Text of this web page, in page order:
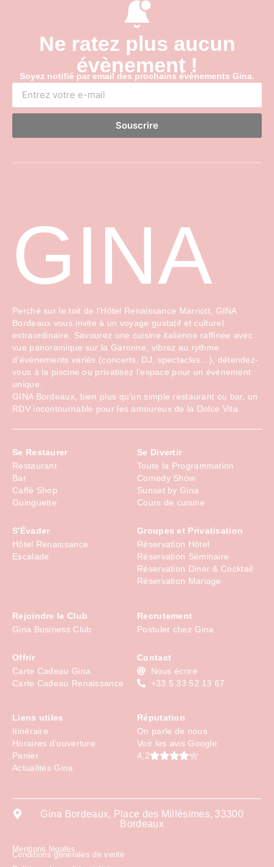
Ne ratez plus aucun
évènement !
Soyez notifié par email des prochains évènements Gina.
Souscrire
GINA
Perché sur le toit de l’Hôtel Renaissance Marriott, GINA
Bordeaux vous invite à un voyage gustatif et culturel
extraordinaire. Savourez une cuisine italienne raffinée avec
vue panoramique sur la Garonne, vibrez au rythme
d’événements variés (concerts, DJ, spectacles…), détendez-
vous à la piscine ou privatisez l’espace pour un événement
unique.
GINA Bordeaux, bien plus qu’un simple restaurant ou bar, un
RDV incontournable pour les amoureux de la Dolce Vita.
Se Restaurer
Restaurant
Bar
Caffè Shop
Guinguette
Se Divertir
Toute la Programmation
Comedy Show
Sunset by Gina
Cours de cuisine
S'Évader
Hôtel Renaissance
Escalade
Groupes et Privatisation
Réservation Hôtel
Réservation Séminaire
Réservation Diner & Cocktail
Réservation Mariage
Rejoindre le Club
Gina Business Club
Offrir
Carte Cadeau Gina
Carte Cadeau Renaissance
Recrutement
Postuler chez Gina
Contact
Nous écrire
+33 5 33 52 13 67
Liens utiles
Itinéraire
Horaires d’ouverture
Panier
Actualités Gina
Réputation
On parle de nous
Voir les avis Google
4,2
Gina Bordeaux, Place des Millésimes, 33300
Bordeaux
Mentions légales
Conditions générales de vente